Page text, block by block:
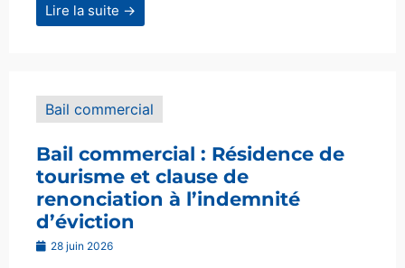
Lire la suite →
Bail commercial
Bail commercial : Résidence de
tourisme et clause de
renonciation à l’indemnité
d’éviction
28 juin 2026